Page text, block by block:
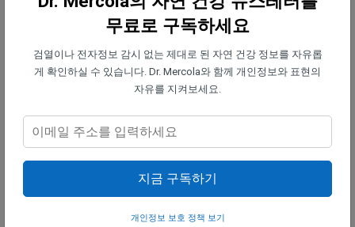
된 물 또는 EZ 워터를 의미한다)"고페이브
는 설명한다.
"그러니까… 물뿐만 아니라 전해질과 단백
기를 유지하거나 세포 안팎의 전해질 비율
을 적절하게 조절하려면 에너지가 필요하
플라스마막 이론(plasma membrane theory)
무료로 구독하세요
검열이나 전자정보 감시 없는 제대로 된 자연 건강 정보를 자유롭
게 확인하실 수 있습니다. Dr. Mercola와 함께 개인정보와 표현의
자유를 지켜보세요.
지금 구독하기
개인정보 보호 정책 보기